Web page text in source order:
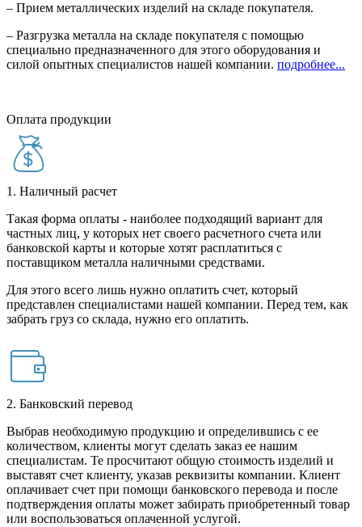
– Прием металлических изделий на складе покупателя.
– Разгрузка металла на складе покупателя с помощью
специально предназначенного для этого оборудования и
силой опытных специалистов нашей компании. подробнее...
Оплата продукции
1. Наличный расчет
Такая форма оплаты - наиболее подходящий вариант для
частных лиц, у которых нет своего расчетного счета или
банковской карты и которые хотят расплатиться с
поставщиком металла наличными средствами.
Для этого всего лишь нужно оплатить счет, который
представлен специалистами нашей компании. Перед тем, как
забрать груз со склада, нужно его оплатить.
2. Банковский перевод
Выбрав необходимую продукцию и определившись с ее
количеством, клиенты могут сделать заказ ее нашим
специалистам. Те просчитают общую стоимость изделий и
выставят счет клиенту, указав реквизиты компании. Клиент
оплачивает счет при помощи банковского перевода и после
подтверждения оплаты может забирать приобретенный товар
или воспользоваться оплаченной услугой.